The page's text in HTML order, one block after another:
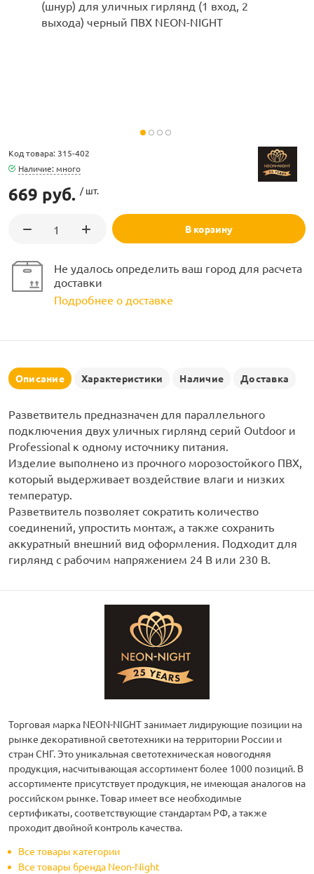
LED
Код товара: 315-402
Наличие: много
669 руб. / шт.
В корзину
Не удалось определить ваш город для расчета
доставки
Подробнее о доставке
Описание Характеристики Наличие Доставка
Разветвитель предназначен для параллельного
подключения двух уличных гирлянд серий Outdoor и
Professional к одному источнику питания.
Изделие выполнено из прочного морозостойкого ПВХ,
который выдерживает воздействие влаги и низких
температур.
Разветвитель позволяет сократить количество
соединений, упростить монтаж, а также сохранить
аккуратный внешний вид оформления. Подходит для
гирлянд с рабочим напряжением 24 В или 230 В.
Торговая марка NEON-NIGHT занимает лидирующие позиции на
рынке декоративной светотехники на территории России и
стран СНГ. Это уникальная светотехническая новогодняя
продукция, насчитывающая ассортимент более 1000 позиций. В
ассортименте присутствует продукция, не имеющая аналогов на
российском рынке. Товар имеет все необходимые
сертификаты, соответствующие стандартам РФ, а также
проходит двойной контроль качества.
Все товары категории
Все товары бренда Neon-Night